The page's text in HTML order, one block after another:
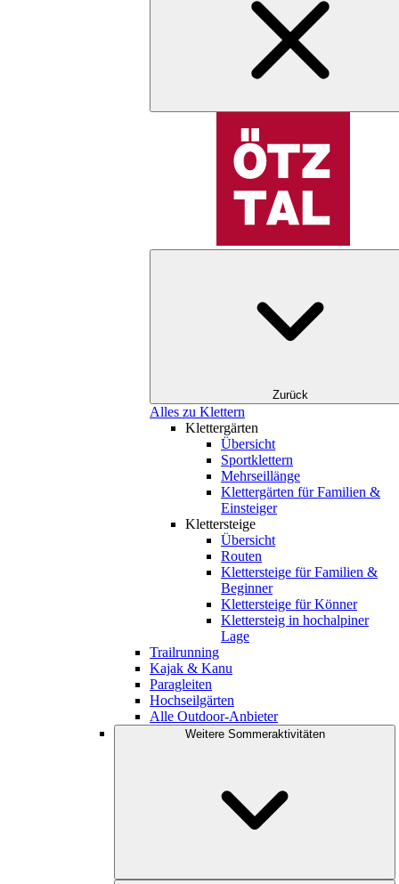
Zurück
Alles zu Klettern
Klettergärten
Übersicht
Sportklettern
Mehrseillänge
Klettergärten für Familien &
Einsteiger
Klettersteige
Übersicht
Routen
Klettersteige für Familien &
Beginner
Klettersteige für Könner
Klettersteig in hochalpiner
Lage
Trailrunning
Kajak & Kanu
Paragleiten
Hochseilgärten
Alle Outdoor-Anbieter
Weitere Sommeraktivitäten